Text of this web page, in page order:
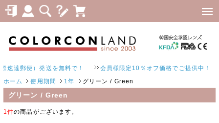
達郵便）発送を無料で！ 会員様限定10％オフ価格でご提供中！
ホーム 使用期間 1年 グリーン / Green
グリーン / Green
1件の商品がございます。